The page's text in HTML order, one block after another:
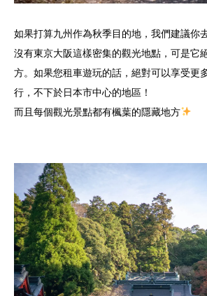
如果打算九州作為秋季目的地，我們建議你
沒有東京大阪這樣密集的觀光地點，可是它
方。如果您租車遊玩的話，絕對可以享受更
行，不下於日本市中心的地區！
而且每個觀光景點都有楓葉的隱藏地方